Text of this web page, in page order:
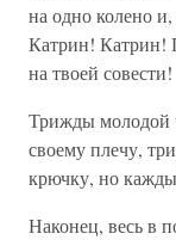
на одно колено
Катрин! Катрин!
на твоей совести!
Трижды молодой
своему плечу,
крючку, но
Наконец, весь в